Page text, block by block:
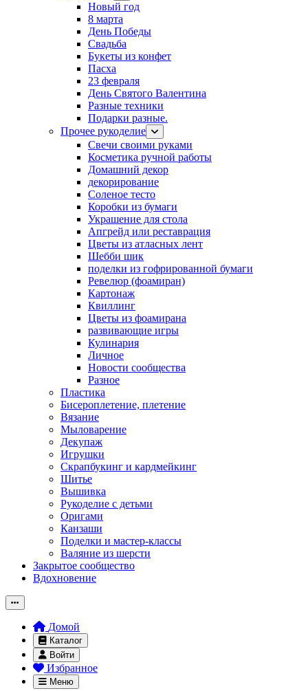
Новый год
8 марта
День Победы
Свадьба
Букеты из конфет
Пасха
23 февраля
День Святого Валентина
Разные техники
Подарки разные.
Прочее рукоделие
Свечи своими руками
Косметика ручной работы
Домашний декор
декорирование
Соленое тесто
Коробки из бумаги
Украшение для стола
Апгрейд или реставрация
Цветы из атласных лент
Шебби шик
поделки из гофрированной бумаги
Ревелюр (фоамиран)
Картонаж
Квиллинг
Цветы из фоамирана
развивающие игры
Кулинария
Личное
Новости сообщества
Разное
Пластика
Бисероплетение, плетение
Вязание
Мыловарение
Декупаж
Игрушки
Скрапбукинг и кардмейкинг
Шитье
Вышивка
Рукоделие с детьми
Оригами
Канзаши
Поделки и мастер-классы
Валяние из шерсти
Закрытое сообщество
Вдохновение
Домой
Каталог
Войти
Избранное
Меню